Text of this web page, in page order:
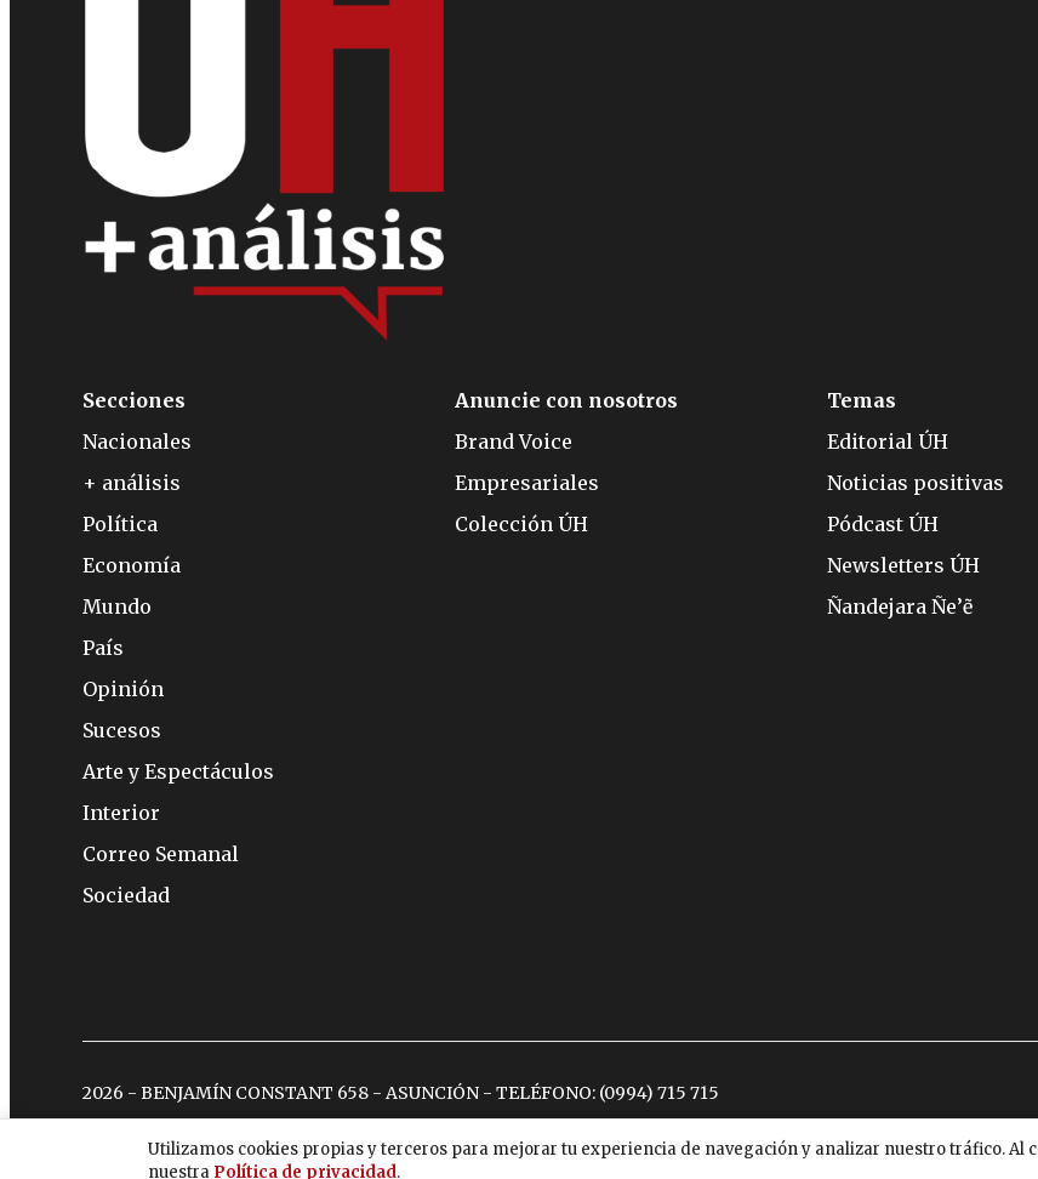
Utilizamos cookies propias y terceros para mejorar tu experiencia de navegación y analizar nuestro tráfico. Al
nuestra Política de privacidad.
Secciones
Nacionales
+ análisis
Política
Economía
Mundo
País
Opinión
Sucesos
Arte y Espectáculos
Interior
Correo Semanal
Sociedad
Anuncie con nosotros
Brand Voice
Empresariales
Colección ÚH
Temas
Editorial ÚH
Noticias positivas
Pódcast ÚH
Newsletters ÚH
Ñandejara Ñe’ẽ
2026 - BENJAMÍN CONSTANT 658 - ASUNCIÓN - TELÉFONO: (0994) 715 715